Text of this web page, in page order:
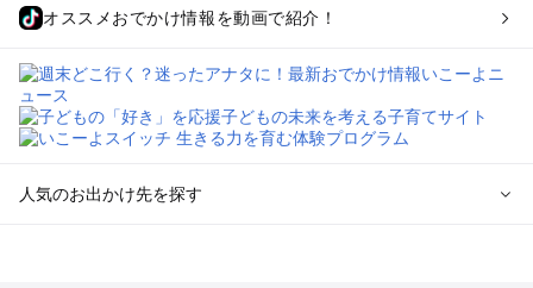
オススメおでかけ情報を動画で紹介！
人気のお出かけ先を探す